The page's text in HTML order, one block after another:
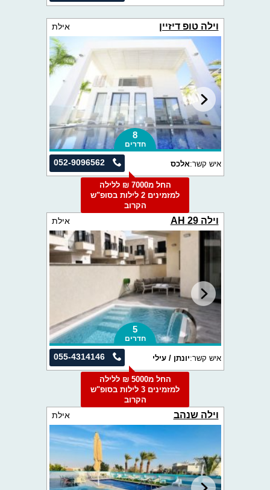
וילה טופ דיזיין אילת
8
חדרים
052-9096562 איש קשר:אלכס
החל מ7000 ₪ ללילה
למזמינים 2 לילות בסופ"ש
הקרוב
וילה 29 AH אילת
5
חדרים
055-4314146 איש קשר:יונתן / עילי
החל מ5000 ₪ ללילה
למזמינים 3 לילות בסופ"ש
הקרוב
וילה שנהב אילת